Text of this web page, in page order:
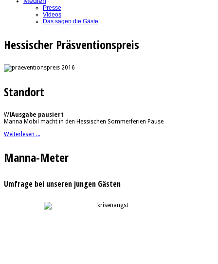
Presse
Videos
Das sagen die Gäste
Hessischer Präsventionspreis
Standort
WIAusgabe pausiert
Manna Mobil macht in den Hessischen Sommerferien Pause
Weiterlesen ...
Manna-Meter
Umfrage bei unseren jungen Gästen